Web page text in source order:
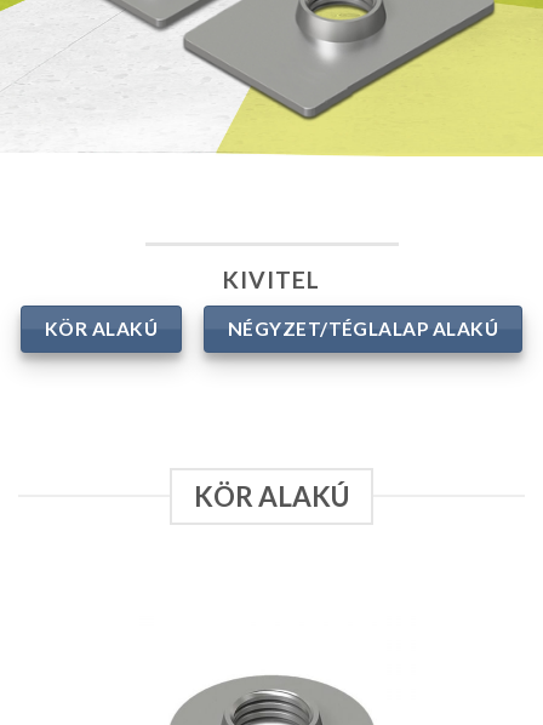
KIVITEL
KÖR ALAKÚ NÉGYZET/TÉGLALAP ALAKÚ
KÖR ALAKÚ